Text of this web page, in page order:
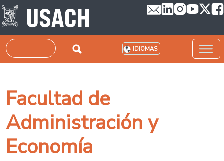
Pasar al contenido principal
Buscar IDIOMAS
Facultad de
Administración y
Economía